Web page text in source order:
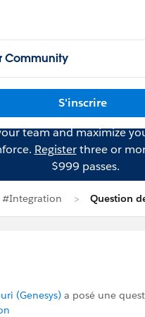
Community
S'inscrire
team and maximize
Registerthree or
$999 passes.
#Integration Question
(Genesys) a posé une